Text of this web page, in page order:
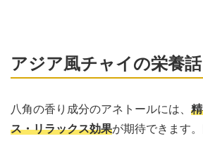
アジア風チャイの栄養話
八角の香り成分のアネトールには、
ス・リラックス効果が期待できます